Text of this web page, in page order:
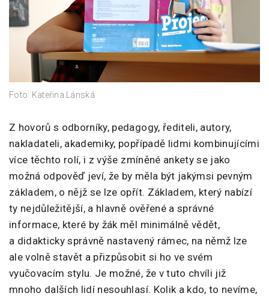
Foto: Kateřina Lánská
Z hovorů s odborníky, pedagogy, řediteli, autory,
nakladateli, akademiky, popřípadě lidmi kombinujícími
více těchto rolí, i z výše zmíněné ankety se jako
možná odpověď jeví, že by měla být jakýmsi pevným
základem, o nějž se lze opřít. Základem, který nabízí
ty nejdůležitější, a hlavně ověřené a správné
informace, které by žák měl minimálně vědět,
a didakticky správně nastavený rámec, na němž lze
ale volně stavět a přizpůsobit si ho ve svém
vyučovacím stylu. Je možné, že v tuto chvíli již
mnoho dalších lidí nesouhlasí. Kolik a kdo, to nevíme,